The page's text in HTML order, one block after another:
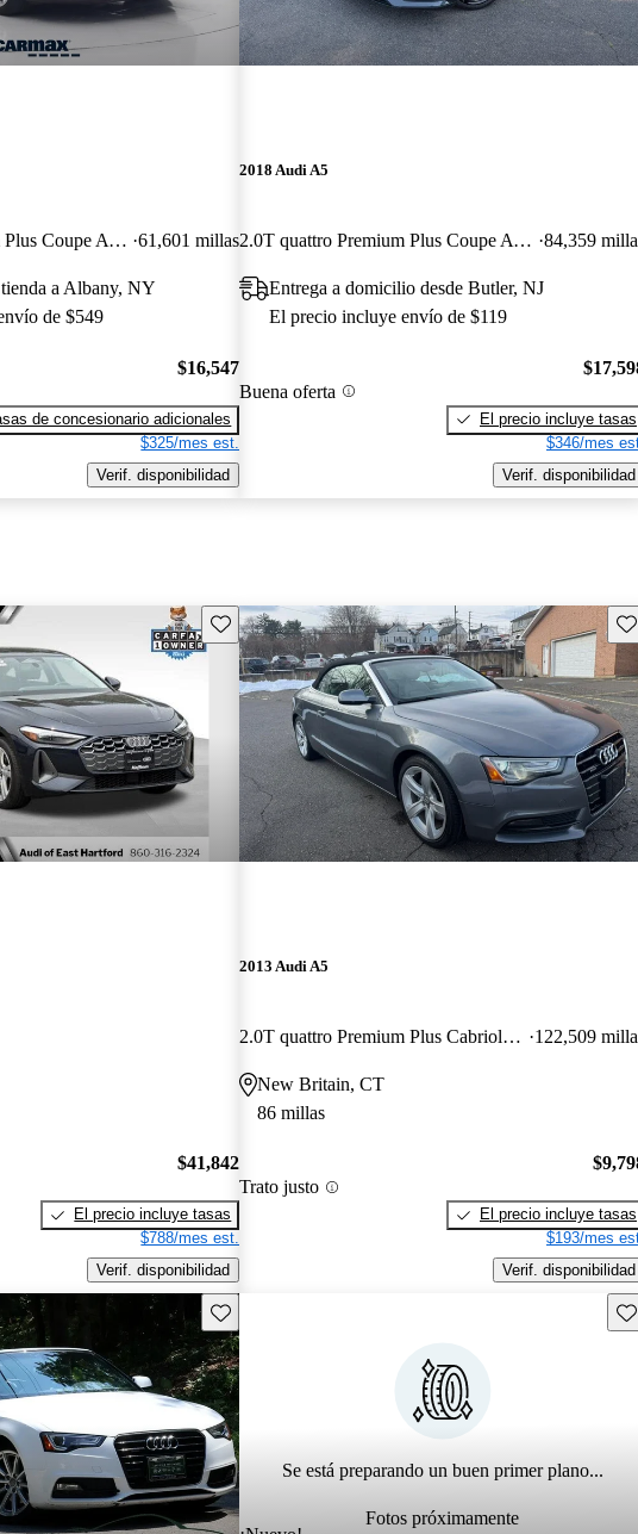
2.0T quattro Premium Plus Coupe AWD 61,601 millas
a Albany, NY
de $549
$16,547
de concesionario adicionales
$325/mes est.
Verif. disponibilidad
2018 Audi A5
2.0T quattro Premium Plus Coupe AWD 84,359
Entrega a domicilio desde Butler, NJ
El precio incluye envío de $119
Buena oferta
El precio incluye tasas
$346/mes
Verif. disponibilidad
Guarda este Aviso
$41,842
El precio incluye tasas
$788/mes est.
Verif. disponibilidad
2013 Audi A5
2.0T quattro Premium Plus Cabriolet AWD 122,509
New Britain, CT
86 millas
Trato justo
El precio incluye tasas
$193/mes
Verif. disponibilidad
Guarda este Aviso
Se está preparando un buen primer plano...
Fotos próximamente